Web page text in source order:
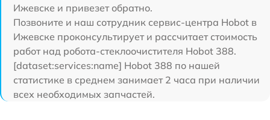
Ижевске и привезет обратно.
Позвоните и наш сотрудник сервис-центра Hobot в
Ижевске проконсультирует и рассчитает стоимость
работ над робота-стеклоочистителя Hobot 388.
[dataset:services:name] Hobot 388 по нашей
статистике в среднем занимает 2 часа при наличии
всех необходимых запчастей.